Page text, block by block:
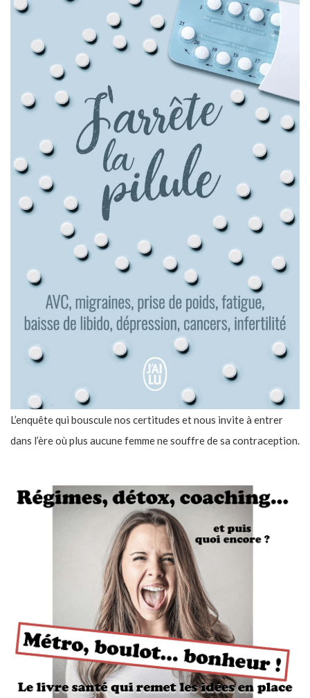
L’enquête qui bouscule nos certitudes et nous invite à entrer
dans l’ère où plus aucune femme ne souffre de sa contraception.